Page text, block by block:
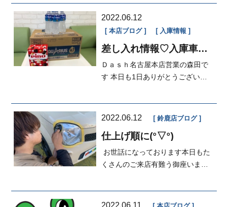
2022.06.12
本店ブログ 入庫情報
差し入れ情報♡入庫車情
Ｄａｓｈ名古屋本店営業の森田で
す 本日も1日ありがとうございま
2022.06.12 鈴鹿店ブログ
仕上げ順に(°▽°)
お世話になっております本日もた
くさんのご来店有難う御座いまし